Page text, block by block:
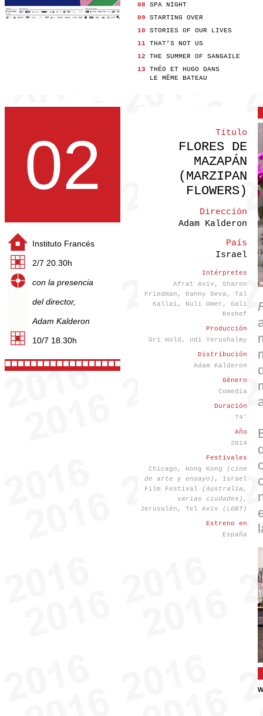
08 SPA NIGHT
09 STARTING OVER
10 STORIES OF OUR LIVES
11 THAT’S NOT US
12 THE SUMMER OF SANGAILE
13 THÉO ET HUGO DANS
LE MÊME BATEAU
02
Instituto Francés
2/7 20.30h
con la presencia
del director,
Adam Kalderon
10/7 18.30h
■■■■■■■■■■■■■■■■■■■■■■
Título
FLORES DE
MAZAPÁN
(MARZIPAN
FLOWERS)
Dirección
Adam Kalderon
País
Israel
Intérpretes
Afrat Aviv, Sharon
Friedman, Danny Geva, Tal
Kallai, Nuli Omer, Gali
Reshef
Producción
Ori Hold, Udi Yerushalmy
Distribución
Adam Kalderon
Género
Comedia
Duración
74'
Año
2014
Festivales
Chicago, Hong Kong (cine
de arte y ensayo) , Israel
Film Festival (Australia,
varias ciudades) ,
Jerusalén, Tel Aviv (LGBT)
Estreno en
España